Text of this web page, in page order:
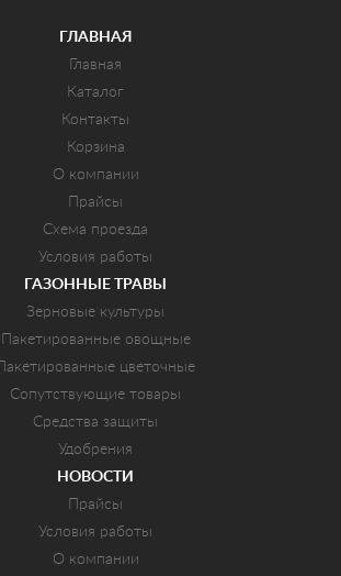
ГЛАВНАЯ
Главная
Каталог
Контакты
Корзина
О компании
Прайсы
Схема проезда
Условия работы
ГАЗОННЫЕ ТРАВЫ
Зерновые культуры
Пакетированные овощные
Пакетированные цветочные
Сопутствующие товары
Средства защиты
Удобрения
НОВОСТИ
Прайсы
Условия работы
О компании